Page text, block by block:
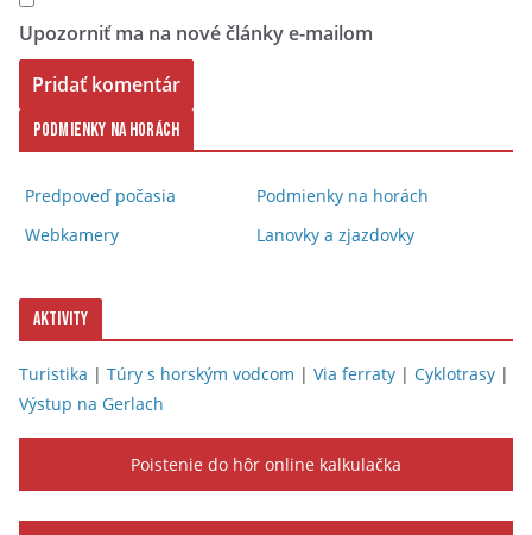
Upozorniť ma na nové články e-mailom
Podmienky na horách
Predpoveď počasia
Webkamery
Podmienky na horách
Lanovky a zjazdovky
Aktivity
Turistika | Túry s horským vodcom | Via ferraty | Cyklotrasy |
Výstup na Gerlach
Poistenie do hôr online kalkulačka